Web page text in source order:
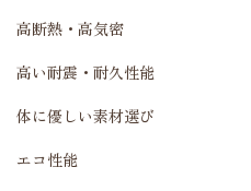
高断熱・高気密
高い耐震・耐久性能
体に優しい素材選び
エコ性能